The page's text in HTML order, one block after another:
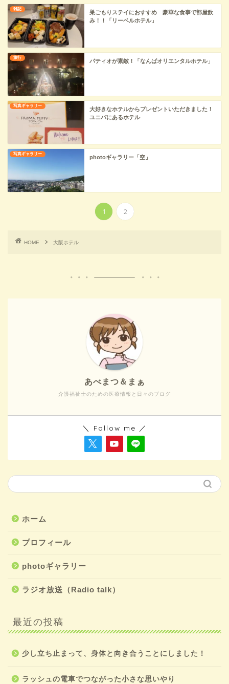
雑記
巣ごもりステイにおすすめ 豪華な食事で部屋飲
み！！「リーベルホテル」
旅行
パティオが素敵！「なんばオリエンタルホテル」
写真ギャラリー
大好きなホテルからプレゼントいただきました！
ユニバにあるホテル
写真ギャラリー
photoギャラリー「空」
1 2
HOME 大阪ホテル
介護福祉士のための医療情報と日々のブログ
あべまつ＆まぁ
＼ Follow me ／
ホーム
プロフィール
photoギャラリー
ラジオ放送（Radio talk）
最近の投稿
少し立ち止まって、身体と向き合うことにしました！
ラッシュの電車でつながった小さな思いやり